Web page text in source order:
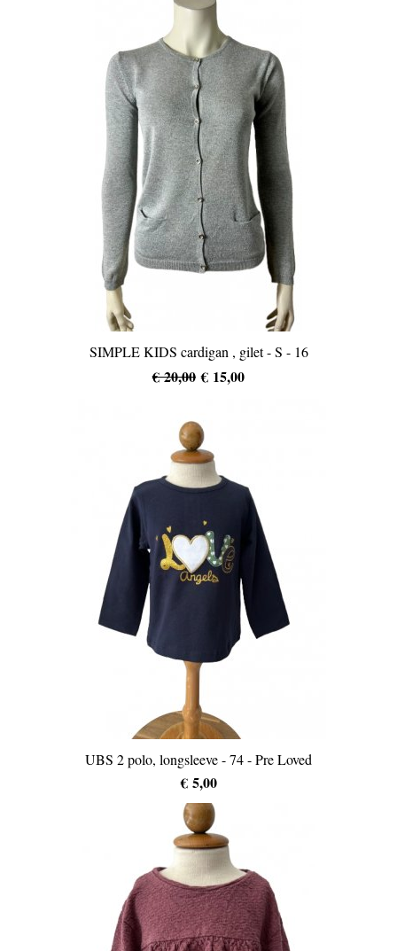
SIMPLE KIDS cardigan , gilet - S - 16
€ 20,00 € 15,00
UBS 2 polo, longsleeve - 74 - Pre Loved
€ 5,00